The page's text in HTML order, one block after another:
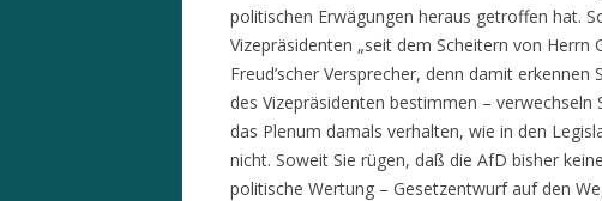
politischen Erwägungen heraus getroffen hat.
Vizepräsidenten „seit dem Scheitern von
Freud’scher Versprecher, denn damit
des Vizepräsidenten bestimmen – verwechseln
das Plenum damals verhalten, wie in den
nicht. Soweit Sie rügen, daß die AfD bisher
politische Wertung – Gesetzentwurf auf den